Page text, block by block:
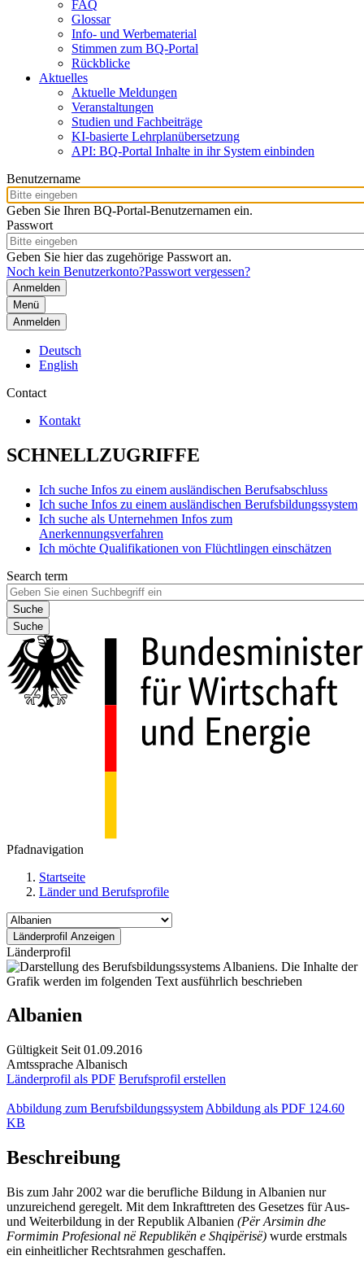
FAQ
Glossar
Info- und Werbematerial
Stimmen zum BQ-Portal
Rückblicke
Aktuelles
Aktuelle Meldungen
Veranstaltungen
Studien und Fachbeiträge
KI-basierte Lehrplanübersetzung
API: BQ-Portal Inhalte in ihr System einbinden
Benutzername
Geben Sie Ihren BQ-Portal-Benutzernamen ein.
Passwort
Geben Sie hier das zugehörige Passwort an.
Noch kein Benutzerkonto?Passwort vergessen?
Menü
Anmelden
Deutsch
English
Contact
Kontakt
SCHNELLZUGRIFFE
Ich suche Infos zu einem ausländischen Berufsabschluss
Ich suche Infos zu einem ausländischen Berufsbildungssystem
Ich suche als Unternehmen Infos zum
Anerkennungsverfahren
Ich möchte Qualifikationen von Flüchtlingen einschätzen
Search term
Suche
Pfadnavigation
Startseite
Länder und Berufsprofile
Länderprofil
Albanien
Gültigkeit Seit 01.09.2016
Amtssprache Albanisch
Länderprofil als PDF Berufsprofil erstellen
Abbildung zum Berufsbildungssystem Abbildung als PDF 124.60
KB
Beschreibung
Bis zum Jahr 2002 war die berufliche Bildung in Albanien nur
unzureichend geregelt. Mit dem Inkrafttreten des Gesetzes für Aus-
und Weiterbildung in der Republik Albanien (Për Arsimin dhe
Formimin Profesional në Republikën e Shqipërisë) wurde erstmals
ein einheitlicher Rechtsrahmen geschaffen.